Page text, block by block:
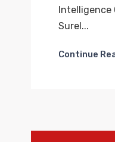
Intelligence
Surel...
Continue